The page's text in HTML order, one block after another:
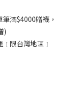
滿$4000贈襪，
)
限台灣地區﹞